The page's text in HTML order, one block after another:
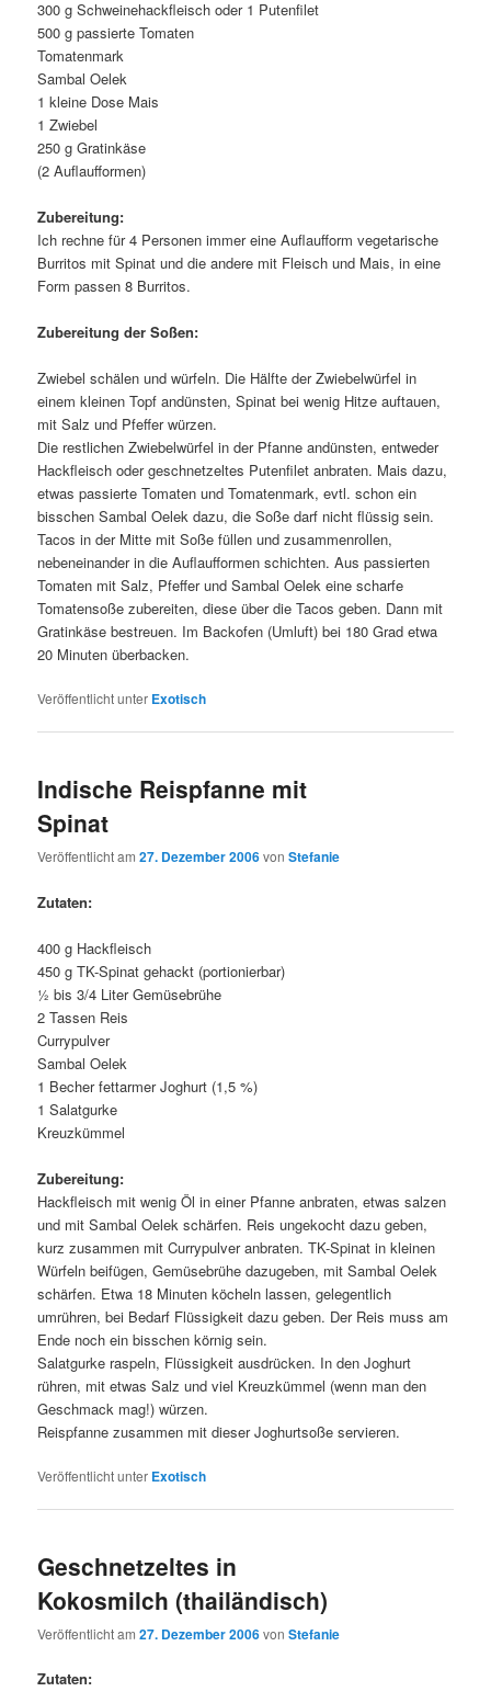
300 g Schweinehackfleisch oder 1 Putenfilet
500 g passierte Tomaten
Tomatenmark
Sambal Oelek
1 kleine Dose Mais
1 Zwiebel
250 g Gratinkäse
(2 Auflaufformen)
Zubereitung:
Ich rechne für 4 Personen immer eine Auflaufform vegetarische
Burritos mit Spinat und die andere mit Fleisch und Mais, in eine
Form passen 8 Burritos.
Zubereitung der Soßen:
Zwiebel schälen und würfeln. Die Hälfte der Zwiebelwürfel in
einem kleinen Topf andünsten, Spinat bei wenig Hitze auftauen,
mit Salz und Pfeffer würzen.
Die restlichen Zwiebelwürfel in der Pfanne andünsten, entweder
Hackfleisch oder geschnetzeltes Putenfilet anbraten. Mais dazu,
etwas passierte Tomaten und Tomatenmark, evtl. schon ein
bisschen Sambal Oelek dazu, die Soße darf nicht flüssig sein.
Tacos in der Mitte mit Soße füllen und zusammenrollen,
nebeneinander in die Auflaufformen schichten. Aus passierten
Tomaten mit Salz, Pfeffer und Sambal Oelek eine scharfe
Tomatensoße zubereiten, diese über die Tacos geben. Dann mit
Gratinkäse bestreuen. Im Backofen (Umluft) bei 180 Grad etwa
20 Minuten überbacken.
Veröffentlicht unter Exotisch
Indische Reispfanne mit
Spinat
Veröffentlicht am27. Dezember 2006vonStefanie
Zutaten:
400 g Hackfleisch
450 g TK-Spinat gehackt (portionierbar)
½ bis 3/4 Liter Gemüsebrühe
2 Tassen Reis
Currypulver
Sambal Oelek
1 Becher fettarmer Joghurt (1,5 %)
1 Salatgurke
Kreuzkümmel
Zubereitung:
Hackfleisch mit wenig Öl in einer Pfanne anbraten, etwas salzen
und mit Sambal Oelek schärfen. Reis ungekocht dazu geben,
kurz zusammen mit Currypulver anbraten. TK-Spinat in kleinen
Würfeln beifügen, Gemüsebrühe dazugeben, mit Sambal Oelek
schärfen. Etwa 18 Minuten köcheln lassen, gelegentlich
umrühren, bei Bedarf Flüssigkeit dazu geben. Der Reis muss am
Ende noch ein bisschen körnig sein.
Salatgurke raspeln, Flüssigkeit ausdrücken. In den Joghurt
rühren, mit etwas Salz und viel Kreuzkümmel (wenn man den
Geschmack mag!) würzen.
Reispfanne zusammen mit dieser Joghurtsoße servieren.
Veröffentlicht unter Exotisch
Geschnetzeltes in
Kokosmilch (thailändisch)
Veröffentlicht am27. Dezember 2006vonStefanie
Zutaten: